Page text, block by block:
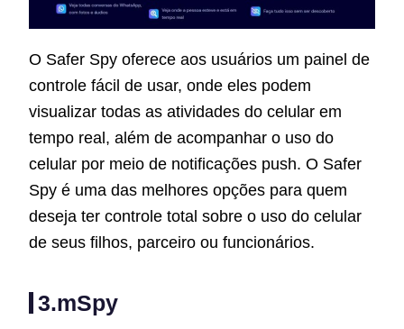
O Safer Spy oferece aos usuários um painel de
controle fácil de usar, onde eles podem
visualizar todas as atividades do celular em
tempo real, além de acompanhar o uso do
celular por meio de notificações push. O Safer
Spy é uma das melhores opções para quem
deseja ter controle total sobre o uso do celular
de seus filhos, parceiro ou funcionários.
3.mSpy